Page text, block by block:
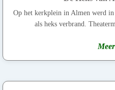
Op het kerkplein in Almen werd in
als heks verbrand.